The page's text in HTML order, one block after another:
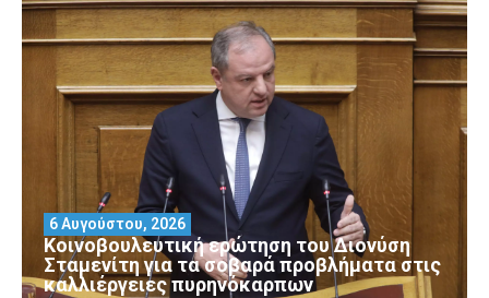
Κοινοβουλευτική ερώτηση του Διονύση
Σταμενίτη για τα σοβαρά προβλήματα στις
καλλιέργειες πυρηνόκαρπων
6 Αυγούστου, 2026